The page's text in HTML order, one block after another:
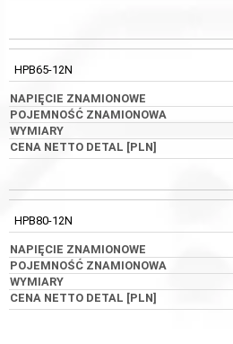
HPB65-12N
HPB80-12N